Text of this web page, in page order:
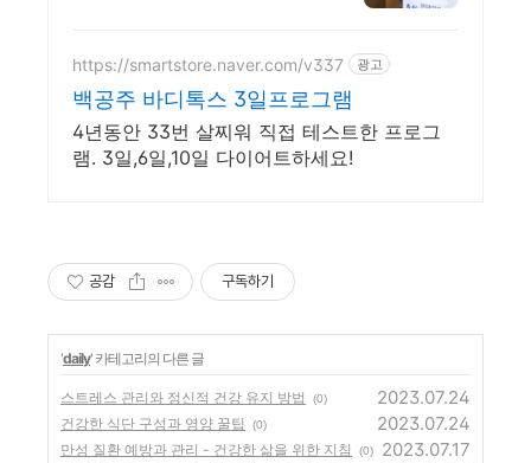
https://smartstore.naver.com/v337 광고
백공주 바디톡스 3일프로그램
4년동안 33번 살찌워 직접 테스트한 프로그
램. 3일,6일,10일 다이어트하세요!
공감 구독하기
'daily' 카테고리의 다른 글
스트레스 관리와 정신적 건강 유지 방법 (0) 2023.07.24
건강한 식단 구성과 영양 꿀팁 (0) 2023.07.24
만성 질환 예방과 관리 - 건강한 삶을 위한 지침 (0) 2023.07.17